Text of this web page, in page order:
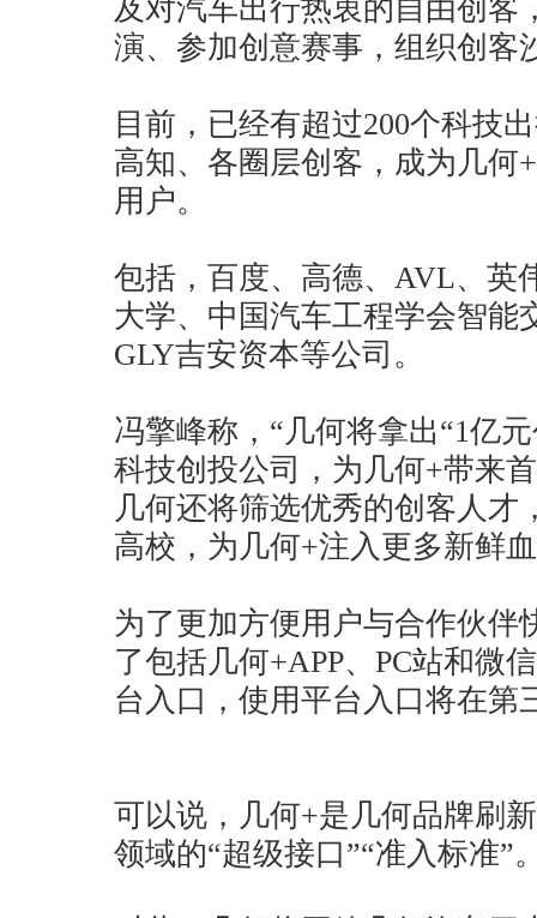
及对汽车出行热衷的自由创客
演、参加创意赛事，组织创客
目前，已经有超过200个科技
高知、各圈层创客，成为几何
用户。
包括，百度、高德、AVL、英
大学、中国汽车工程学会智能
GLY吉安资本等公司。
冯擎峰称，“几何将拿出“1亿
科技创投公司，为几何+带来
几何还将筛选优秀的创客人才
高校，为几何+注入更多新鲜
为了更加方便用户与合作伙伴
了包括几何+APP、PC站和微
台入口，使用平台入口将在第
可以说，几何+是几何品牌刷
领域的“超级接口”“准入标准”